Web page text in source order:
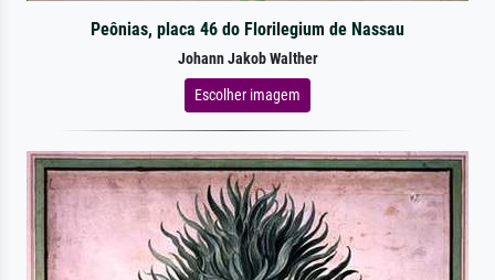
Peônias, placa 46 do Florilegium de Nassau
Johann Jakob Walther
Escolher imagem